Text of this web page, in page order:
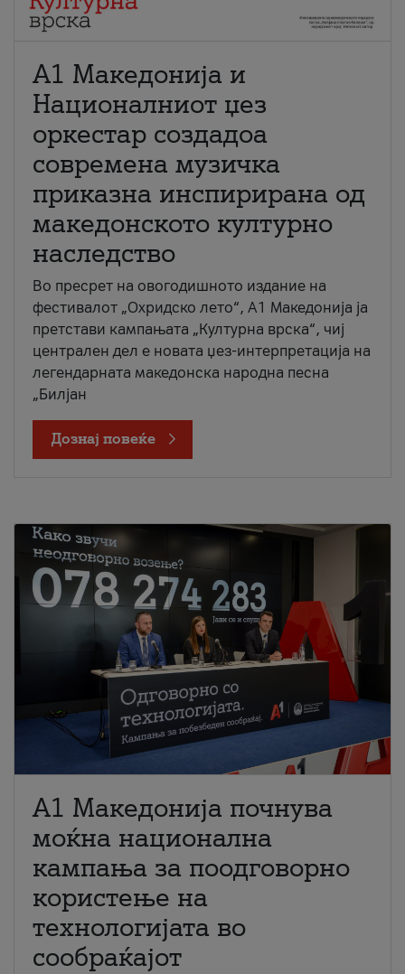
А1 Македонија и
Националниот џез
оркестар создадоа
современа музичка
приказна инспирирана од
македонското културно
наследство
Во пресрет на овогодишното издание на
фестивалот „Охридско лето“, А1 Македонија ја
претстави кампањата „Културна врска“, чиј
централен дел е новата џез-интерпретација на
легендарната македонска народна песна
„Билјан
Дознај повеќе
A1 Македонија почнува
моќна национална
кампања за поодговорно
користење на
технологијата во
сообраќајот